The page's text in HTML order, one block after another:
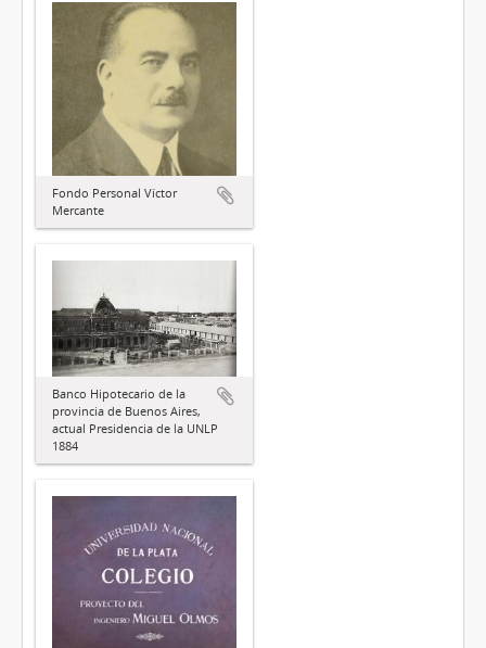
Fondo Personal Víctor
Mercante
Banco Hipotecario de la
provincia de Buenos Aires,
actual Presidencia de la UNLP
1884